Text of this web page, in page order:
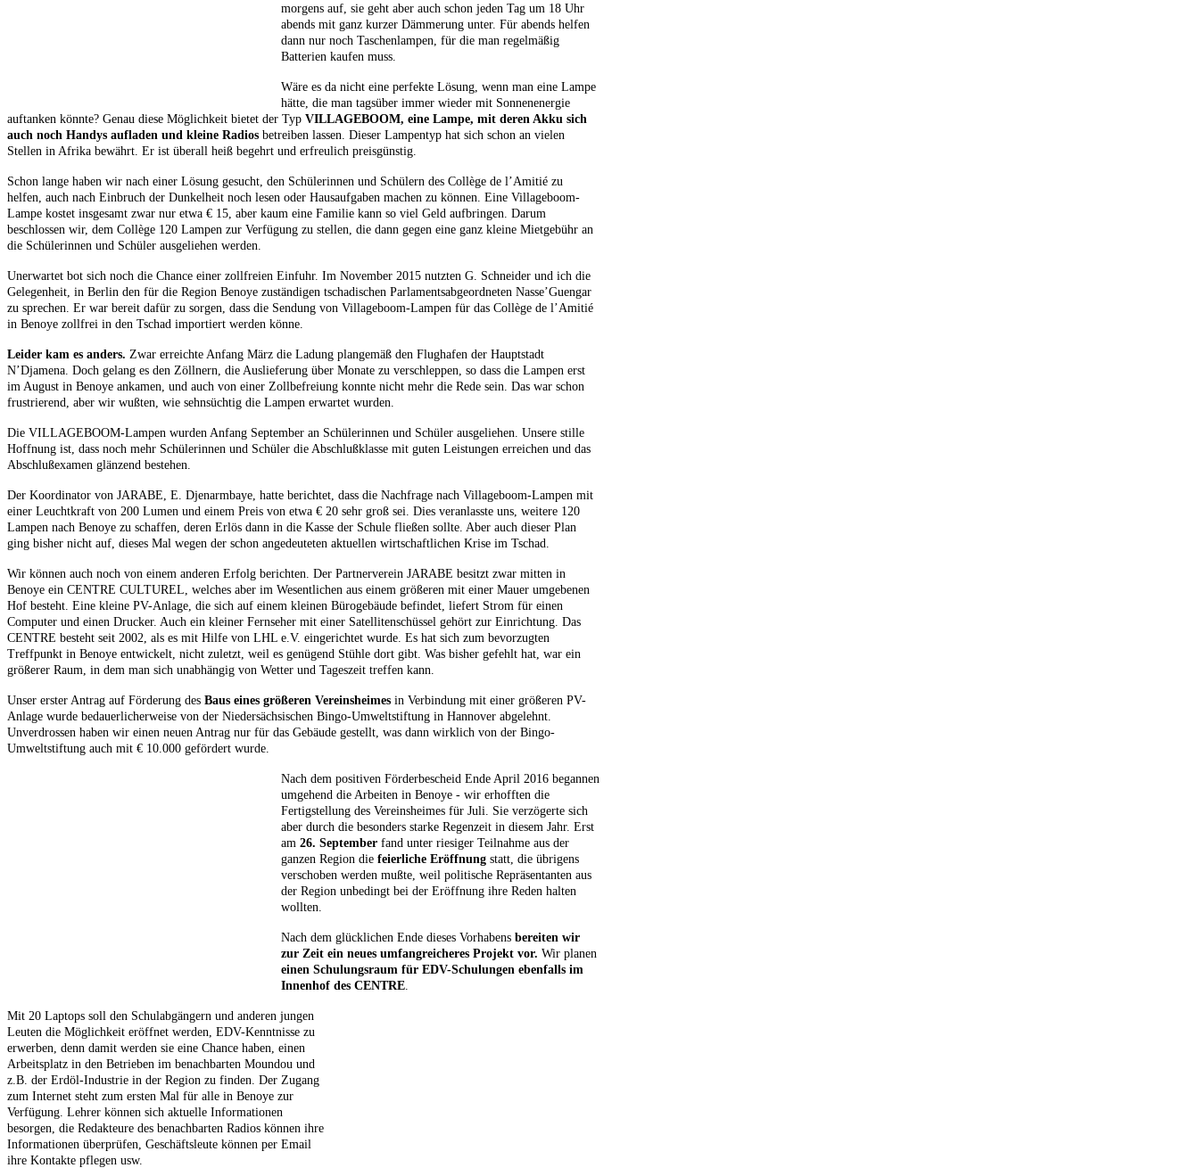
morgens auf, sie geht aber auch schon jeden Tag um 18 Uhr
abends mit ganz kurzer Dämmerung unter. Für abends helfen
dann nur noch Taschenlampen, für die man regelmäßig
Batterien kaufen muss.
Wäre es da nicht eine perfekte Lösung, wenn man eine Lampe
hätte, die man tagsüber immer wieder mit Sonnenenergie
auftanken könnte? Genau diese Möglichkeit bietet der Typ VILLAGEBOOM, eine Lampe, mit deren Akku sich
auch noch Handys aufladen und kleine Radios betreiben lassen. Dieser Lampentyp hat sich schon an vielen
Stellen in Afrika bewährt. Er ist überall heiß begehrt und erfreulich preisgünstig.
Schon lange haben wir nach einer Lösung gesucht, den Schülerinnen und Schülern des Collège de l’Amitié zu
helfen, auch nach Einbruch der Dunkelheit noch lesen oder Hausaufgaben machen zu können. Eine Villageboom-
Lampe kostet insgesamt zwar nur etwa € 15, aber kaum eine Familie kann so viel Geld aufbringen. Darum
beschlossen wir, dem Collège 120 Lampen zur Verfügung zu stellen, die dann gegen eine ganz kleine Mietgebühr an
die Schülerinnen und Schüler ausgeliehen werden.
Unerwartet bot sich noch die Chance einer zollfreien Einfuhr. Im November 2015 nutzten G. Schneider und ich die
Gelegenheit, in Berlin den für die Region Benoye zuständigen tschadischen Parlamentsabgeordneten Nasse’Guengar
zu sprechen. Er war bereit dafür zu sorgen, dass die Sendung von Villageboom-Lampen für das Collège de l’Amitié
in Benoye zollfrei in den Tschad importiert werden könne.
Leider kam es anders. Zwar erreichte Anfang März die Ladung plangemäß den Flughafen der Hauptstadt
N’Djamena. Doch gelang es den Zöllnern, die Auslieferung über Monate zu verschleppen, so dass die Lampen erst
im August in Benoye ankamen, und auch von einer Zollbefreiung konnte nicht mehr die Rede sein. Das war schon
frustrierend, aber wir wußten, wie sehnsüchtig die Lampen erwartet wurden.
Die VILLAGEBOOM-Lampen wurden Anfang September an Schülerinnen und Schüler ausgeliehen. Unsere stille
Hoffnung ist, dass noch mehr Schülerinnen und Schüler die Abschlußklasse mit guten Leistungen erreichen und das
Abschlußexamen glänzend bestehen.
Der Koordinator von JARABE, E. Djenarmbaye, hatte berichtet, dass die Nachfrage nach Villageboom-Lampen mit
einer Leuchtkraft von 200 Lumen und einem Preis von etwa € 20 sehr groß sei. Dies veranlasste uns, weitere 120
Lampen nach Benoye zu schaffen, deren Erlös dann in die Kasse der Schule fließen sollte. Aber auch dieser Plan
ging bisher nicht auf, dieses Mal wegen der schon angedeuteten aktuellen wirtschaftlichen Krise im Tschad.
Wir können auch noch von einem anderen Erfolg berichten. Der Partnerverein JARABE besitzt zwar mitten in
Benoye ein CENTRE CULTUREL, welches aber im Wesentlichen aus einem größeren mit einer Mauer umgebenen
Hof besteht. Eine kleine PV-Anlage, die sich auf einem kleinen Bürogebäude befindet, liefert Strom für einen
Computer und einen Drucker. Auch ein kleiner Fernseher mit einer Satellitenschüssel gehört zur Einrichtung. Das
CENTRE besteht seit 2002, als es mit Hilfe von LHL e.V. eingerichtet wurde. Es hat sich zum bevorzugten
Treffpunkt in Benoye entwickelt, nicht zuletzt, weil es genügend Stühle dort gibt. Was bisher gefehlt hat, war ein
größerer Raum, in dem man sich unabhängig von Wetter und Tageszeit treffen kann.
Unser erster Antrag auf Förderung des Baus eines größeren Vereinsheimes in Verbindung mit einer größeren PV-
Anlage wurde bedauerlicherweise von der Niedersächsischen Bingo-Umweltstiftung in Hannover abgelehnt.
Unverdrossen haben wir einen neuen Antrag nur für das Gebäude gestellt, was dann wirklich von der Bingo-
Umweltstiftung auch mit € 10.000 gefördert wurde.
Nach dem positiven Förderbescheid Ende April 2016 begannen
umgehend die Arbeiten in Benoye - wir erhofften die
Fertigstellung des Vereinsheimes für Juli. Sie verzögerte sich
aber durch die besonders starke Regenzeit in diesem Jahr. Erst
am 26. September fand unter riesiger Teilnahme aus der
ganzen Region die feierliche Eröffnung statt, die übrigens
verschoben werden mußte, weil politische Repräsentanten aus
der Region unbedingt bei der Eröffnung ihre Reden halten
wollten.
Nach dem glücklichen Ende dieses Vorhabens bereiten wir
zur Zeit ein neues umfangreicheres Projekt vor. Wir planen
einen Schulungsraum für EDV-Schulungen ebenfalls im
Innenhof des CENTRE
Mit 20 Laptops soll den Schulabgängern und anderen jungen
Leuten die Möglichkeit eröffnet werden, EDV-Kenntnisse zu
erwerben, denn damit werden sie eine Chance haben, einen
Arbeitsplatz in den Betrieben im benachbarten Moundou und
z.B. der Erdöl-Industrie in der Region zu finden. Der Zugang
zum Internet steht zum ersten Mal für alle in Benoye zur
Verfügung. Lehrer können sich aktuelle Informationen
besorgen, die Redakteure des benachbarten Radios können ihre
Informationen überprüfen, Geschäftsleute können per Email
ihre Kontakte pflegen usw.